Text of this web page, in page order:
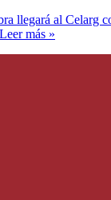
llegará al Celarg
Leer más »